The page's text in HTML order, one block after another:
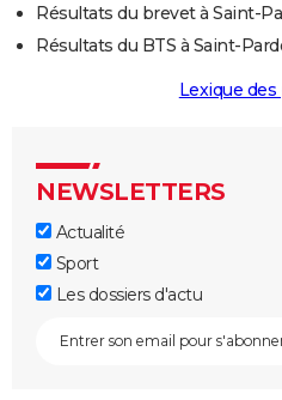
Résultats du brevet à Saint-
Résultats du BTS à Saint-
Lexique
NEWSLETTERS
Actualité
Sport
Les dossiers d'actu